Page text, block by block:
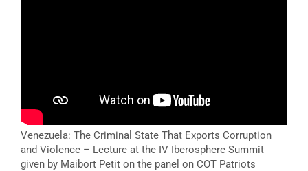
Venezuela: The Criminal State That Exports Corruption
and Violence – Lecture at the IV Iberosphere Summit
given by Maibort Petit on the panel on COT Patriots